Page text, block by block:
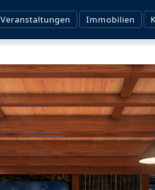
Veranstaltungen Immobilien